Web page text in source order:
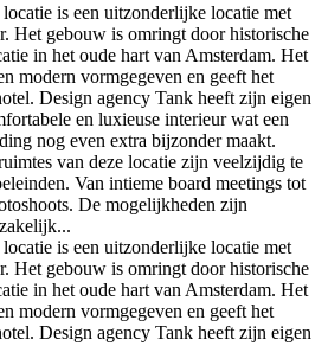
is een uitzonderlijke locatie met
Het gebouw is omringt door historische
in het oude hart van Amsterdam. Het
modern vormgegeven en geeft het
Design agency Tank heeft zijn eigen
en luxieuse interieur wat een
nog even extra bijzonder maakt.
van deze locatie zijn veelzijdig te
Van intieme board meetings tot
De mogelijkheden zijn
is een uitzonderlijke locatie met
Het gebouw is omringt door historische
in het oude hart van Amsterdam. Het
modern vormgegeven en geeft het
Design agency Tank heeft zijn eigen